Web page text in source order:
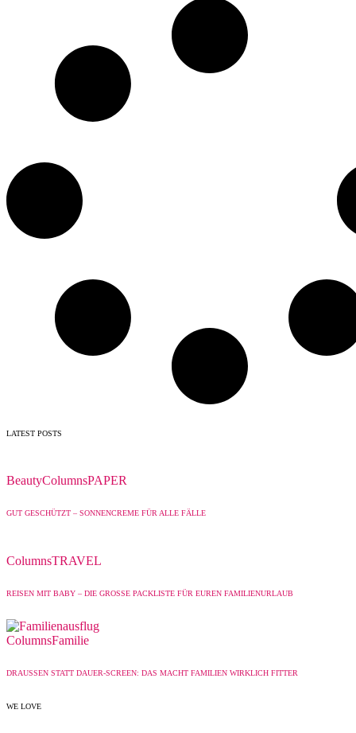
LATEST POSTS
BeautyColumnsPAPER
GUT GESCHÜTZT – SONNENCREME FÜR ALLE FÄLLE
ColumnsTRAVEL
REISEN MIT BABY – DIE GROSSE PACKLISTE FÜR EUREN FAMILIENURLAUB
ColumnsFamilie
DRAUSSEN STATT DAUER-SCREEN: DAS MACHT FAMILIEN WIRKLICH FITTER
WE LOVE